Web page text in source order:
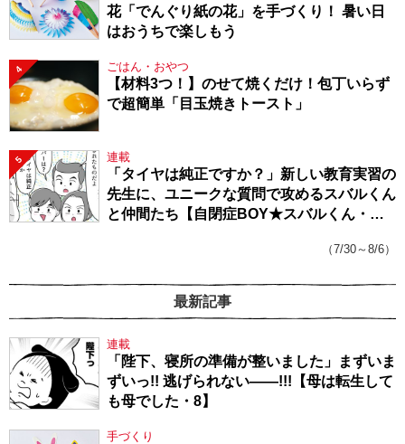
花「でんぐり紙の花」を手づくり！ 暑い日
はおうちで楽しもう
4 ごはん・おやつ
【材料3つ！】のせて焼くだけ！包丁いらず
で超簡単「目玉焼きトースト」
5 連載
「タイヤは純正ですか？」新しい教育実習の
先生に、ユニークな質問で攻めるスバルくん
と仲間たち【自閉症BOY★スバルくん・
（7/30～8/6）
最新記事
連載
「陛下、寝所の準備が整いました」まずいま
ずいっ!! 逃げられない――!!!【母は転生して
も母でした・8】
手づくり